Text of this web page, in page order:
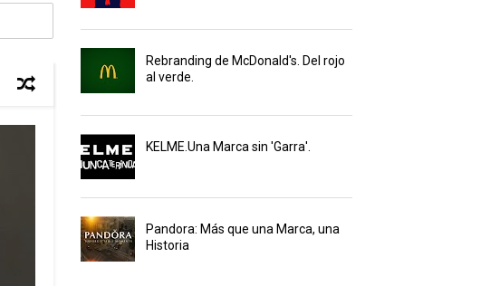
Rebranding de McDonald's. Del rojo
al verde.
KELME.Una Marca sin 'Garra'.
Pandora: Más que una Marca, una
Historia